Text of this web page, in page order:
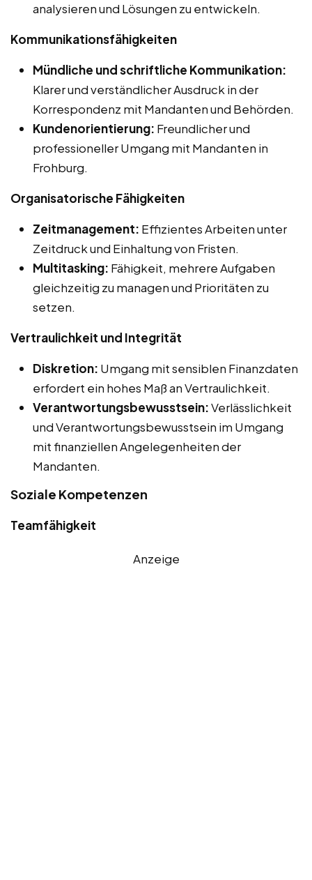
analysieren und Lösungen zu entwickeln.
Kommunikationsfähigkeiten
Mündliche und schriftliche Kommunikation:
Klarer und verständlicher Ausdruck in der
Korrespondenz mit Mandanten und Behörden.
Kundenorientierung: Freundlicher und
professioneller Umgang mit Mandanten in
Frohburg.
Organisatorische Fähigkeiten
Zeitmanagement: Effizientes Arbeiten unter
Zeitdruck und Einhaltung von Fristen.
Multitasking: Fähigkeit, mehrere Aufgaben
gleichzeitig zu managen und Prioritäten zu
setzen.
Vertraulichkeit und Integrität
Diskretion: Umgang mit sensiblen Finanzdaten
erfordert ein hohes Maß an Vertraulichkeit.
Verantwortungsbewusstsein:Verlässlichkeit
und Verantwortungsbewusstsein im Umgang
mit finanziellen Angelegenheiten der
Mandanten.
Soziale Kompetenzen
Teamfähigkeit
Anzeige